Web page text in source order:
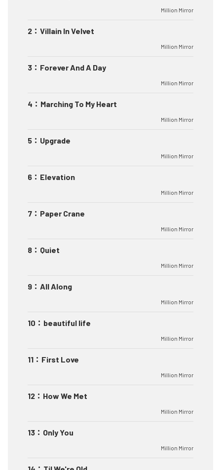
Million Mirror
2 ： Villain In Velvet
Million Mirror
3 ： Forever And A Day
Million Mirror
4 ： Marching To My Heart
Million Mirror
5 ： Upgrade
Million Mirror
6 ： Elevation
Million Mirror
7 ： Paper Crane
Million Mirror
8 ： Quiet
Million Mirror
9 ： All Along
Million Mirror
10 ： beautiful life
Million Mirror
11 ： First Love
Million Mirror
12 ： How We Met
Million Mirror
13 ： Only You
Million Mirror